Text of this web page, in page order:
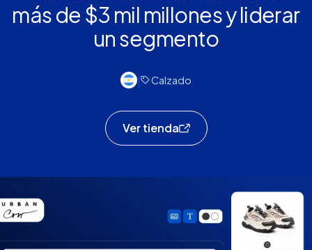
más de $3 mil millones y liderar
un segmento
| Calzado
Ver tienda